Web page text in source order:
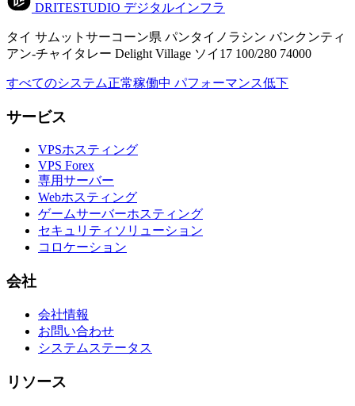
DRITESTUDIO デジタルインフラ
タイ サムットサーコーン県 パンタイノラシン バンクンティ
アン-チャイタレー Delight Village ソイ17 100/280 74000
すべてのシステム正常稼働中 パフォーマンス低下
サービス
VPSホスティング
VPS Forex
専用サーバー
Webホスティング
ゲームサーバーホスティング
セキュリティソリューション
コロケーション
会社
会社情報
お問い合わせ
システムステータス
リソース